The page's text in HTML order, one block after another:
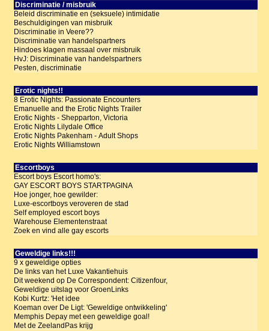
Discriminatie / misbruik
Beleid discriminatie en (seksuele) intimidatie
Beschuldigingen van misbruik
Discriminatie in Veere??
Discriminatie van handelspartners
Hindoes klagen massaal over misbruik
HvJ: Discriminatie van handelspartners
Pesten, discriminatie
Erotic nights!!
8 Erotic Nights: Passionate Encounters
Emanuelle and the Erotic Nights Trailer
Erotic Nights - Shepparton, Victoria
Erotic Nights Lilydale Office
Erotic Nights Pakenham - Adult Shops
Erotic Nights Williamstown
Escortboys
Escort boys Escort homo's:
GAY ESCORT BOYS STARTPAGINA
Hoe jonger, hoe gewilder:
Luxe-escortboys veroveren de stad
Self employed escort boys
Warehouse Elementenstraat
Zoek en vind alle gay escorts
Geweldige links!!!
9 x geweldige opties
De links van het Luxe Vakantiehuis
Dit weekend op De Correspondent: Citizenfour,
Geweldige uitslag voor GroenLinks
Kobi Kurtz: 'Het idee
Koeman over De Ligt: 'Geweldige ontwikkeling'
Memphis Depay met een geweldige goal!
Met de ZeelandPas krijg